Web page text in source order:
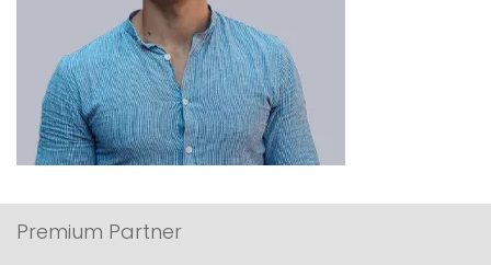
Premium Partner